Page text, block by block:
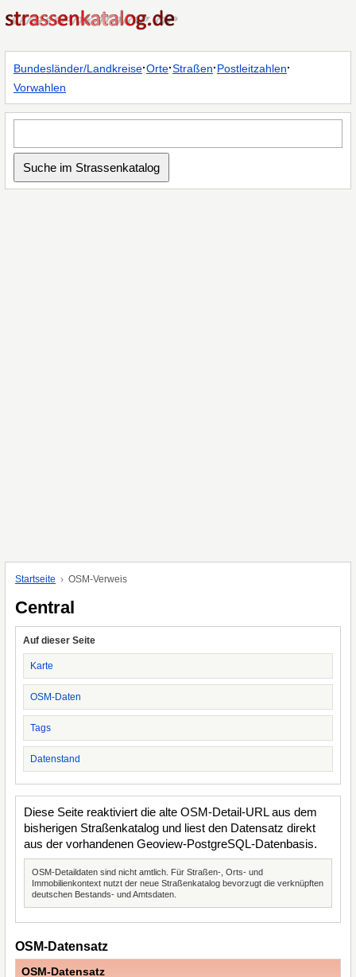
Bundesländer/Landkreise·Orte·Straßen·Postleitzahlen·
Vorwahlen
Startseite OSM-Verweis
Central
Auf dieser Seite
Karte
OSM-Daten
Tags
Datenstand
Diese Seite reaktiviert die alte OSM-Detail-URL aus dem
bisherigen Straßenkatalog und liest den Datensatz direkt
aus der vorhandenen Geoview-PostgreSQL-Datenbasis.
OSM-Detaildaten sind nicht amtlich. Für Straßen-, Orts- und
Immobilienkontext nutzt der neue Straßenkatalog bevorzugt die verknüpften
deutschen Bestands- und Amtsdaten.
OSM-Datensatz
OSM-Datensatz